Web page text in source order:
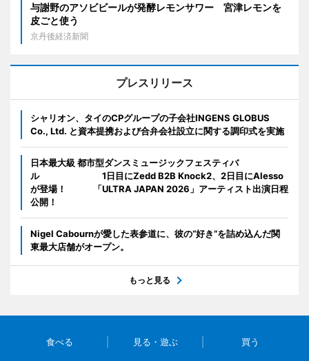
与謝野のアソビビールが発酵レモンサワー 宮津レモンを
皮ごと使う
京丹後経済新聞
プレスリリース
シャリオン、タイのCPグループの子会社INGENS GLOBUS
Co., Ltd. と資本提携および合弁会社設立に関する調印式を実施
日本最大級 都市型ダンスミュージックフェスティバ
ル 1日目にZedd B2B Knock2、2日目にAlesso
が登場！ 「ULTRA JAPAN 2026」アーティスト出演日程
公開！
Nigel Cabournが愛した表参道に、彼の“好き”を詰め込んだ関
東最大店舗がオープン。
もっと見る
食べる 見る・遊ぶ 買う